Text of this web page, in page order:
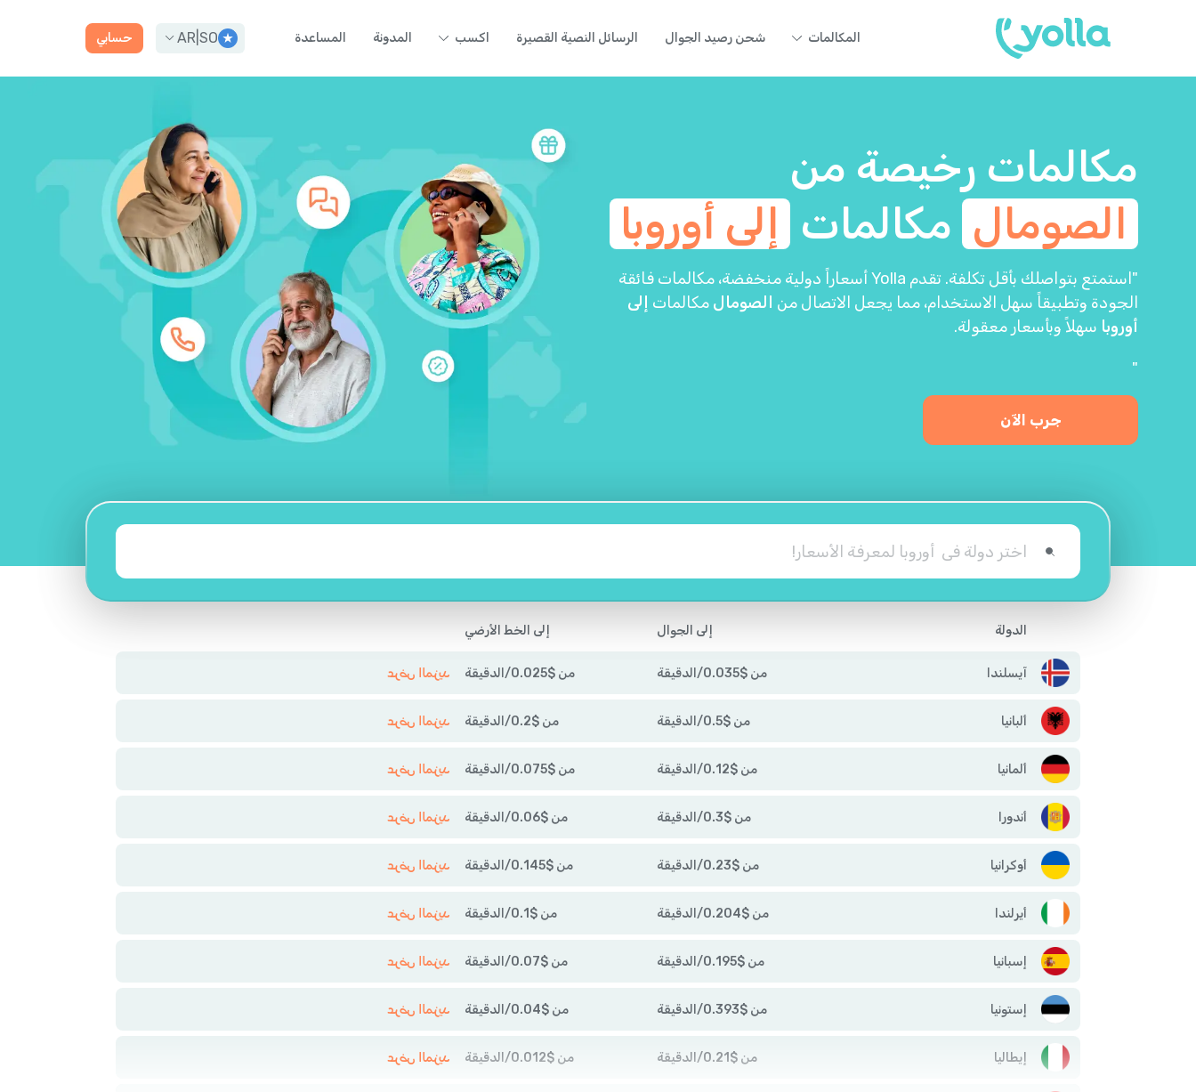
المكالمات شحن رصيد الجوال الرسائل النصية القصيرة اكسب المدونة المساعدة SO
AR حسابي
مكالمات رخيصة من
الصومال مكالمات إلى أوروبا
"استمتع بتواصلك بأقل تكلفة. تقدم Yolla أسعاراً دولية منخفضة، مكالمات فائقة
الجودة وتطبيقاً سهل الاستخدام، مما يجعل الاتصال من الصومال مكالمات إلى
أوروبا سهلاً وبأسعار معقولة.
"
جرب الآن
الدولة إلى الجوال إلى الخط الأرضي
آيسلندا من $
0.035
/ الدقيقة من $
0.025
/ الدقيقة عرض المزيد
ألبانيا من $
0.5
/ الدقيقة من $
0.2
/ الدقيقة عرض المزيد
ألمانيا من $
0.12
/ الدقيقة من $
0.075
/ الدقيقة عرض المزيد
أندورا من $
0.3
/ الدقيقة من $
0.06
/ الدقيقة عرض المزيد
أوكرانيا من $
0.23
/ الدقيقة من $
0.145
/ الدقيقة عرض المزيد
أيرلندا من $
0.204
/ الدقيقة من $
0.1
/ الدقيقة عرض المزيد
إسبانيا من $
0.195
/ الدقيقة من $
0.07
/ الدقيقة عرض المزيد
إستونيا من $
0.393
/ الدقيقة من $
0.04
/ الدقيقة عرض المزيد
إيطاليا من $
0.21
/ الدقيقة من $
0.012
/ الدقيقة عرض المزيد